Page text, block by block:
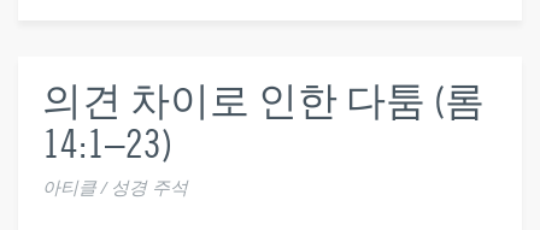
의견 차이로 인한 다툼 (롬
14:1–23)
아티클 / 성경 주석